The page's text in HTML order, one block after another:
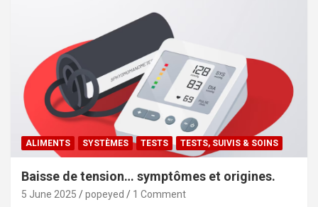
ALIMENTS SYSTÈMES TESTS TESTS, SUIVIS & SOINS
Baisse de tension… symptômes et origines.
5 June 2025 popeyed 1 Comment